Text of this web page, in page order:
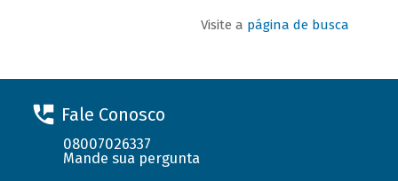
Visite a página de busca
Fale Conosco
08007026337
Mande sua pergunta